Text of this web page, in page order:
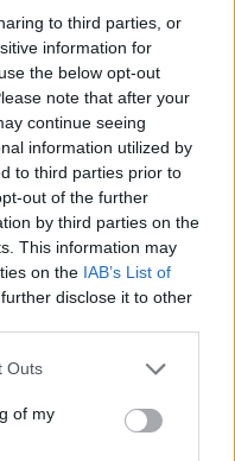
to third parties, or
information for
the below opt-out
note that after your
continue seeing
information utilized by
to third parties prior to
out of the further
by third parties on the
This information may
on the IAB’s List of
disclose it to other
Outs
of my
κριτήρια δεν
μια
κριτήρια,
των ακινήτων των